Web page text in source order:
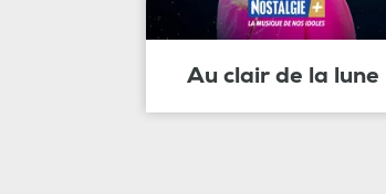
Au clair de la lune